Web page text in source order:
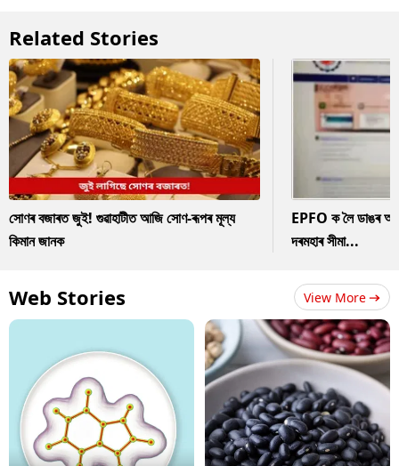
Related Stories
সোণৰ বজাৰত জুই! গুৱাহাটীত আজি সোণ-ৰূপৰ মূল্য
কিমান জানক
EPFO ক লৈ ডাঙৰ
দৰমহাৰ সীমা...
Web Stories View More